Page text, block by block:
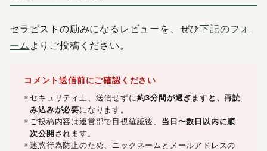
セラピストの励みになるレビューを、ぜひ下記のフォ
ーム よりご投稿ください。
コメント送信前にご確認ください
セキュリティ上、送信せずに約3分間が過ぎますと、再読
み込みが必要になります。
ご投稿内容は運営部で目視確認後、 当日〜数日以内に順
次公開 されます。
迷惑行為防止のため、ニックネームとメールアドレスの